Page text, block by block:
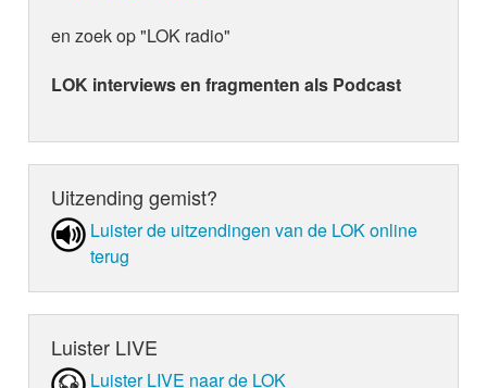
en zoek op "LOK radio"
LOK interviews en fragmenten als Podcast
Uitzending gemist?
Luister de uit­zen­din­gen van de LOK online
terug
Luister LIVE
Luister LIVE naar de LOK